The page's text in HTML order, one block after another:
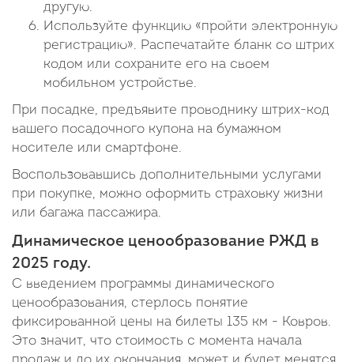
другую.
Используйте функцию «пройти электронную
регистрацию». Распечатайте бланк со штрих
кодом или сохраните его на своем
мобильном устройстве.
При посадке, предъявите проводнику штрих-код
вашего посадочного купона на бумажном
носителе или смартфоне.
Воспользовавшись дополнительными услугами
при покупке, можно оформить страховку жизни
или багажа пассажира.
Динамическое ценообразование РЖД в
2025 году.
С введением программы динамического
ценообразования, стерлось понятие
фиксированной цены на билеты 135 км - Ковров.
Это значит, что стоимость с момента начала